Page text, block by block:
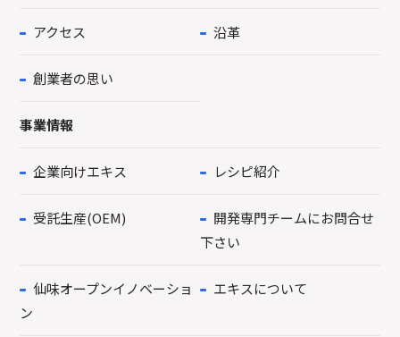
アクセス 沿革
創業者の思い
事業情報
企業向けエキス レシピ紹介
受託生産(OEM)
開発専門チームにお問合せ
下さい
仙味オープンイノベーショ
ン
エキスについて